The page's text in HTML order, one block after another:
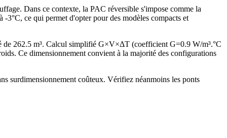
Dans ce contexte, la PAC réversible s'impose comme la
3°C, ce qui permet d'opter pour des modèles compacts et
262.5 m³. Calcul simplifié G×V×ΔT (coefficient G=0.9 W/m³.°C
Ce dimensionnement convient à la majorité des configurations
surdimensionnement coûteux. Vérifiez néanmoins les ponts